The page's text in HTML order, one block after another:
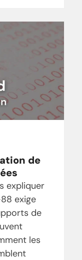
de
expliquer
exige
de
les